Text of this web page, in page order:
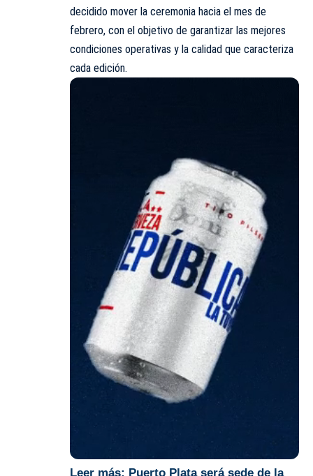
decidido mover la ceremonia hacia el mes de
febrero, con el objetivo de garantizar las mejores
condiciones operativas y la calidad que caracteriza
cada edición.
Leer más: Puerto Plata será sede de la